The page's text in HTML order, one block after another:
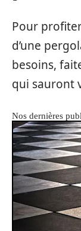
Pour
d’une
besoins,
qui sauront
Nos dernières